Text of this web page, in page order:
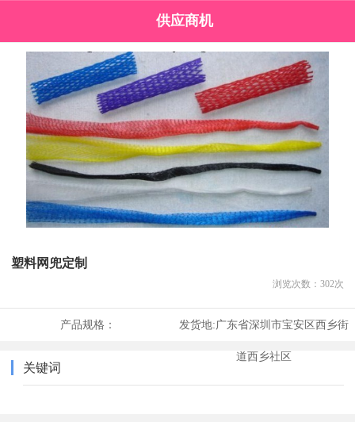
供应商机
塑料网兜定制
浏览次数： 302次
产品规格： 发货地:广东省深圳市宝安区西乡街
道西乡社区
关键词